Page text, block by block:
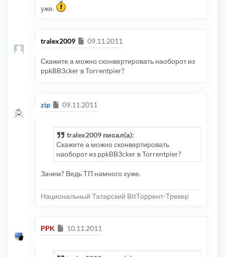
уже.
tralex2009 Сообщение
09.11.2011
Скажите а можно сконвертировать наоборот из
ppkBB3cker в Torrentpier?
zip Сообщение
09.11.2011
tralex2009 писал(а):
Скажите а можно сконвертировать
наоборот из ppkBB3cker в Torrentpier?
Зачем? Ведь ТП намного хуже.
Национальный Татарский BitТоррент-Трекер
PPK Сообщение
10.11.2011